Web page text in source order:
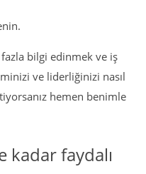
bilgi edinmek ve iş
ve liderliğinizi nasıl
hemen benimle
kadar faydalı